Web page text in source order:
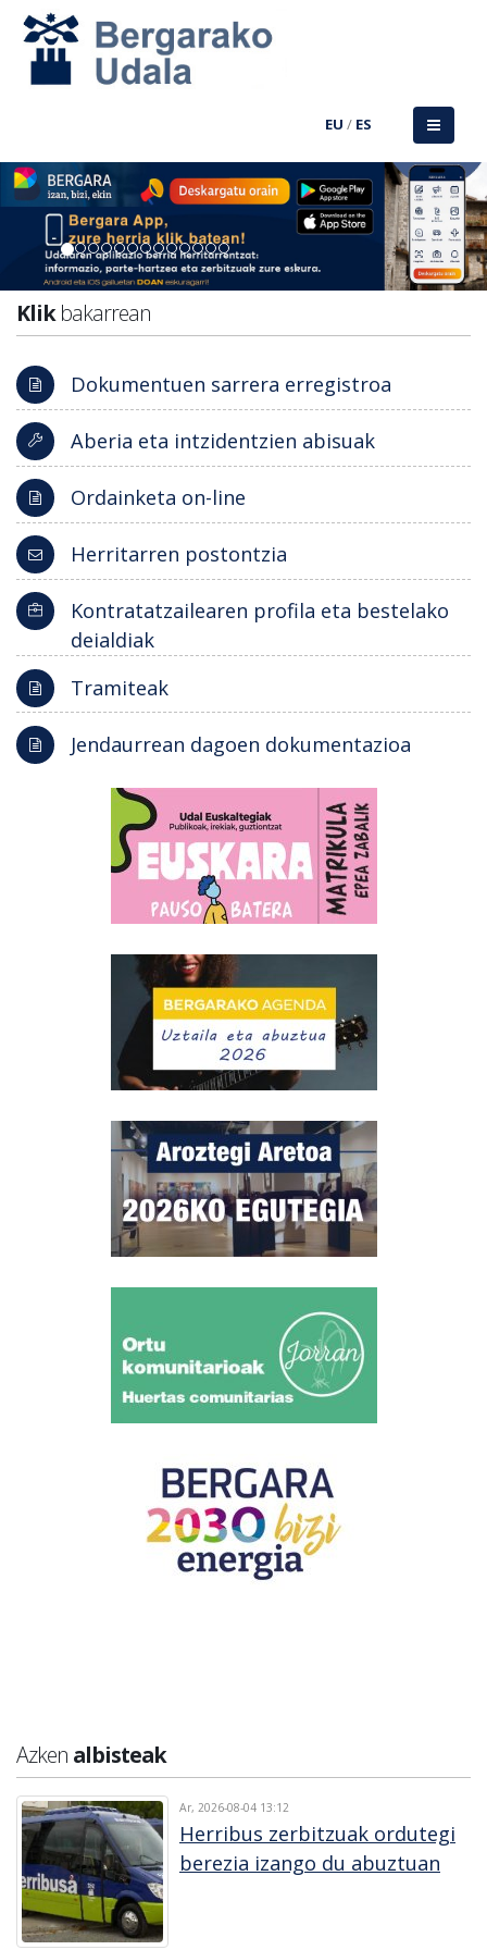
EU / ES
Previous
Klikbakarrean
Dokumentuen sarrera erregistroa
Aberia eta intzidentzien abisuak
Ordainketa on-line
Herritarren postontzia
Kontratatzailearen profila eta bestelako
deialdiak
Tramiteak
Jendaurrean dagoen dokumentazioa
Azken albisteak
Ar, 2026-08-04 13:12
Herribus zerbitzuak ordutegi
berezia izango du abuztuan